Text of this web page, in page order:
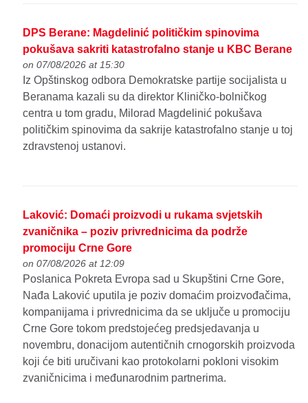
DPS Berane: Magdelinić političkim spinovima
pokušava sakriti katastrofalno stanje u KBC Berane
on 07/08/2026 at 15:30
Iz Opštinskog odbora Demokratske partije socijalista u
Beranama kazali su da direktor Kliničko-bolničkog
centra u tom gradu, Milorad Magdelinić pokušava
političkim spinovima da sakrije katastrofalno stanje u toj
zdravstenoj ustanovi.
Laković: Domaći proizvodi u rukama svjetskih
zvaničnika – poziv privrednicima da podrže
promociju Crne Gore
on 07/08/2026 at 12:09
Poslanica Pokreta Evropa sad u Skupštini Crne Gore,
Nađa Laković uputila je poziv domaćim proizvođačima,
kompanijama i privrednicima da se uključe u promociju
Crne Gore tokom predstojećeg predsjedavanja u
novembru, donacijom autentičnih crnogorskih proizvoda
koji će biti uručivani kao protokolarni pokloni visokim
zvaničnicima i međunarodnim partnerima.